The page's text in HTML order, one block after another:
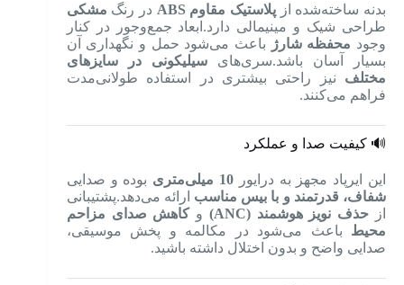
بدنه ساخته‌شده از پلاستیک مقاوم ABS در رنگ مشکی
طراحی شیک و مینیمالی دارد.ابعاد جمع‌وجور در کنار
وجود محفظه شارژ
باعث می‌شود حمل و نگهداری آن
بسیار آسان باشد.سری‌هایسیلیکونی در سایزهای
مختلف نیز راحتی بیشتری در استفاده طولانی‌مدت
فراهم می‌کنند.
🔊 کیفیت صدا و عملکرد
این ایرپاد مجهز به درایور 10 میلی‌متری
بوده و صدایی
شفاف، قدرتمند و با بیس مناسب ارائه می‌دهد.پشتیبانی
از حذف نویز هوشمند (ANC) وکاهش صدای مزاحم
محیط باعث می‌شود در مکالمه و پخش موسیقی،
صدایی واضح و بدون اختلال داشته باشید.